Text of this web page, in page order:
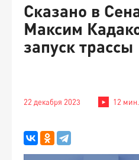
Сказано в
Максим
запуск трассы
22 декабря 2023 12 мин.